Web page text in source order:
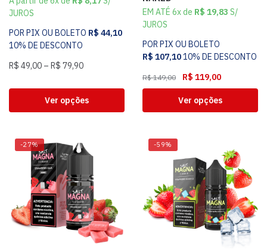
JUROS
POR PIX OU BOLETO R$ 44,10
10% DE DESCONTO
R$ 49,00 – R$ 79,90
Ver opções
EM ATÉ 6x de R$ 19,83 S/
JUROS
POR PIX OU BOLETO
R$ 107,1010% DE DESCONTO
R$149,00 R$ 119,00
Ver opções
-27% -59%